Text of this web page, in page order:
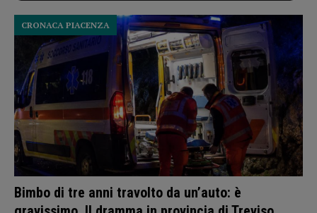
Bimbo di tre anni travolto da un’auto: è
CRONACA PIACENZA